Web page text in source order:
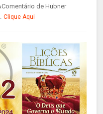
de Hubner
Clique Aqui